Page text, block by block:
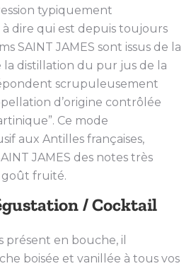
typiquement
à dire qui est depuis toujours
SAINT JAMES sont issus de la
distillation du pur jus de la
scrupuleusement
d’origine contrôlée
Ce mode
aux Antilles françaises,
JAMES des notes très
fruité.
/ Cocktail
présent en bouche, il
boisée et vanillée à tous vos